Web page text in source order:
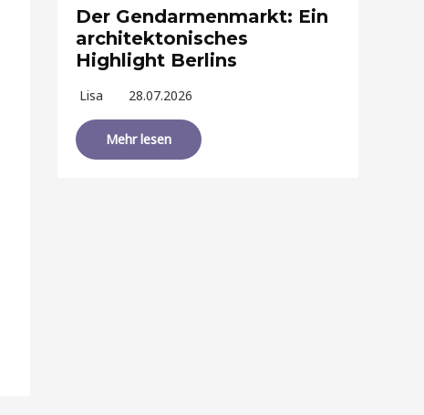
Der Gendarmenmarkt: Ein
architektonisches
Highlight Berlins
Lisa 28.07.2026
Mehr lesen